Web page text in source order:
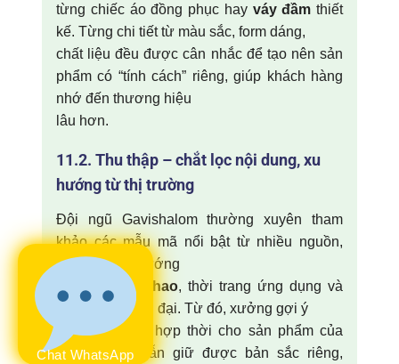
Chat WhatsApp
từng chiếc áo đồng phục hay váy đầm thiết
kế. Từng chi tiết từ màu sắc, form dáng,
chất liệu đều được cân nhắc để tạo nên sản
phẩm có “tính cách” riêng, giúp khách hàng
nhớ đến thương hiệu
lâu hơn.
11.2. Thu thập – chắt lọc nội dung, xu
hướng từ thị trường
Đội ngũ Gavishalom thường xuyên tham
khảo các mẫu mã nổi bật từ nhiều nguồn,
phân tích xu hướng
quần áo thể thao, thời trang ứng dụng và
đồng phục hiện đại. Từ đó, xưởng gợi ý
những chi tiết hợp thời cho sản phẩm của
bạn, nhưng vẫn giữ được bản sắc riêng,